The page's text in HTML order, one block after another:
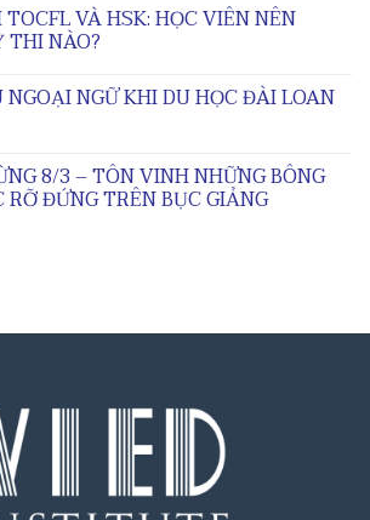
TOCFL VÀ HSK: HỌC VIÊN NÊN
THI NÀO?
NGOẠI NGỮ KHI DU HỌC ĐÀI LOAN
8/3 – TÔN VINH NHỮNG BÔNG
RỠ ĐỨNG TRÊN BỤC GIẢNG